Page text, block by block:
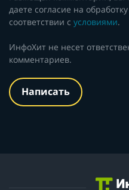
даете согласие на
соответствии с условиями.
ИнфоХит не несет
комментариев.
Написать